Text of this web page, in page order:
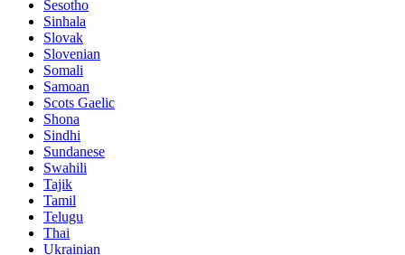
Sesotho
Sinhala
Slovak
Slovenian
Somali
Samoan
Scots Gaelic
Shona
Sindhi
Sundanese
Swahili
Tajik
Tamil
Telugu
Thai
Ukrainian